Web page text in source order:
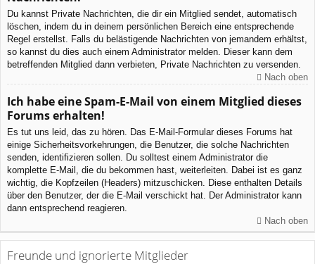
Du kannst Private Nachrichten, die dir ein Mitglied sendet, automatisch
löschen, indem du in deinem persönlichen Bereich eine entsprechende
Regel erstellst. Falls du belästigende Nachrichten von jemandem erhältst,
so kannst du dies auch einem Administrator melden. Dieser kann dem
betreffenden Mitglied dann verbieten, Private Nachrichten zu versenden.
Nach oben
Ich habe eine Spam-E-Mail von einem Mitglied dieses
Forums erhalten!
Es tut uns leid, das zu hören. Das E-Mail-Formular dieses Forums hat
einige Sicherheitsvorkehrungen, die Benutzer, die solche Nachrichten
senden, identifizieren sollen. Du solltest einem Administrator die
komplette E-Mail, die du bekommen hast, weiterleiten. Dabei ist es ganz
wichtig, die Kopfzeilen (Headers) mitzuschicken. Diese enthalten Details
über den Benutzer, der die E-Mail verschickt hat. Der Administrator kann
dann entsprechend reagieren.
Nach oben
Freunde und ignorierte Mitglieder